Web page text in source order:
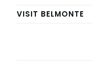
VISIT BELMONTE